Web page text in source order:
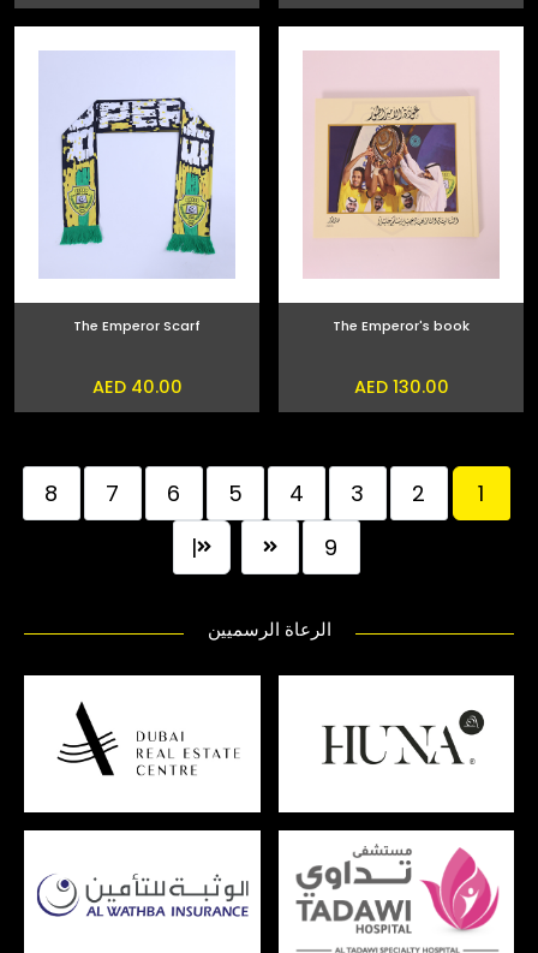
The Emperor's book
AED 130.00
The Emperor Scarf
AED 40.00
1
2
3
4
5
6
7
8
9
|
الرعاة الرسميين